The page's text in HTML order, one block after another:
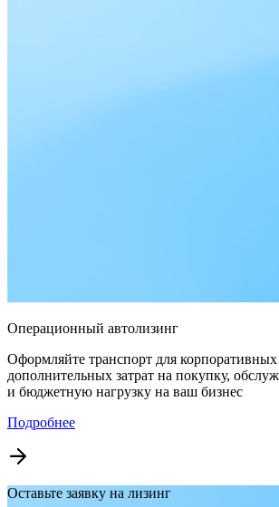
Операционный автолизинг
Оформляйте транспорт для корпоративных
дополнительных затрат на покупку,
и бюджетную нагрузку на ваш бизнес
Подробнее
Оставьте заявку на лизинг